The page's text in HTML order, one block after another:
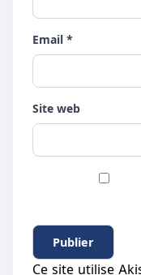
Email *
Site web
Ce site utilise